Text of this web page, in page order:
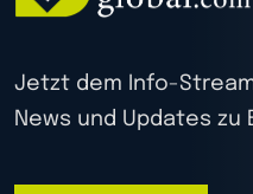
Jetzt dem Info-
News und Updates zu